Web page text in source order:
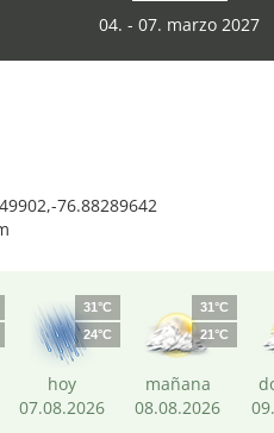
04. - 07. marzo 2027
76.88289642
31°C
24°C
hoy
07.08.2026
31°C
21°C
mañana
08.08.2026